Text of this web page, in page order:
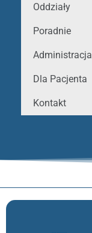
Oddziały
Poradnie
Administracja
Dla Pacjenta
Kontakt